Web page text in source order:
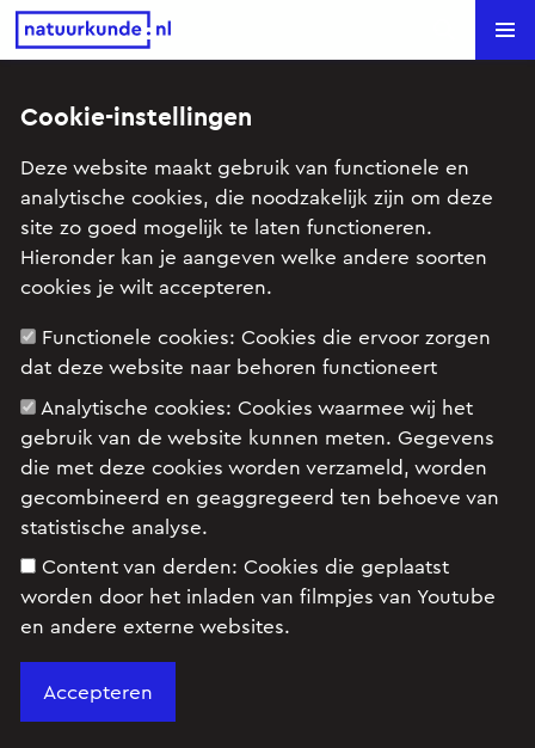
Natuurkunde.nl Search
Rookmelder (Havo 1 2006-I)
Onderwerp: Atoomfysica, Elektrische stroom, Kern- &
Deeltjesprocessen (vwo), Signaalverwerking
Examenopgave HAVO natuurkunde 1 2006 tijdvak
I: opgave 4
Opgave
Een rookmelder (zie figuur 1) is een apparaatje dat
Cookie-instellingen
Deze website maakt gebruik van functionele en
analytische cookies, die noodzakelijk zijn om deze
site zo goed mogelijk te laten functioneren.
Hieronder kan je aangeven welke andere soorten
cookies je wilt accepteren.
Functionele cookies: Cookies die ervoor zorgen
dat deze website naar behoren functioneert
Analytische cookies: Cookies waarmee wij het
gebruik van de website kunnen meten. Gegevens
die met deze cookies worden verzameld, worden
gecombineerd en geaggregeerd ten behoeve van
statistische analyse.
Content van derden: Cookies die geplaatst
worden door het inladen van filmpjes van Youtube
en andere externe websites.